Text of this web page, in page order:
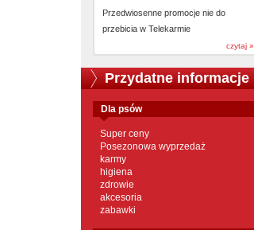
Przedwiosenne promocje nie do
przebicia w Telekarmie
czytaj »
Przydatne informacje
dla psów
Super ceny
Posezonowa wyprzedaż
karmy
higiena
zdrowie
akcesoria
zabawki